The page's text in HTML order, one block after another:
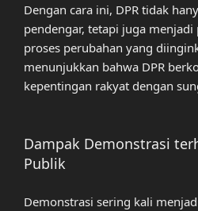
Dengan cara ini, DPR tidak
pendengar, tetapi juga
proses perubahan yang
menunjukkan bahwa DPR
kepentingan rakyat dengan
Dampak Demonstrasi
Publik
Demonstrasi sering kali